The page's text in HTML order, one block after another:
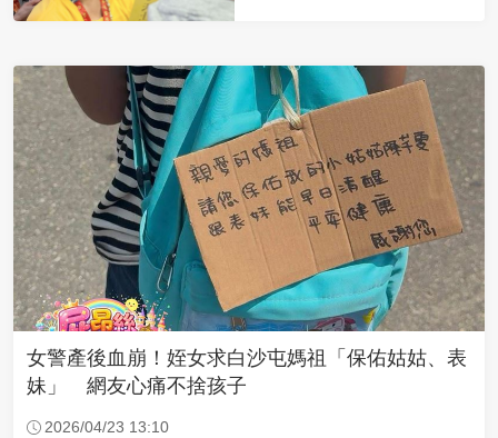
女警產後血崩！姪女求白沙屯媽祖「保佑姑姑、表
妹」 網友心痛不捨孩子
2026/04/23 13:10